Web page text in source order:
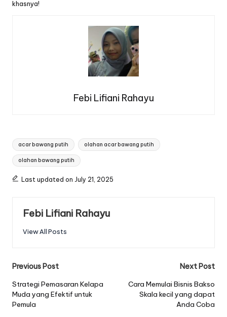
khasnya!
Febi Lifiani Rahayu
Tags:
acar bawang putih olahan acar bawang putih
olahan bawang putih
Last updated on July 21, 2025
Febi Lifiani Rahayu
View All Posts
Post
navigation
Previous Post
Strategi Pemasaran Kelapa
Muda yang Efektif untuk
Pemula
Next Post
Cara Memulai Bisnis Bakso
Skala kecil yang dapat
Anda Coba